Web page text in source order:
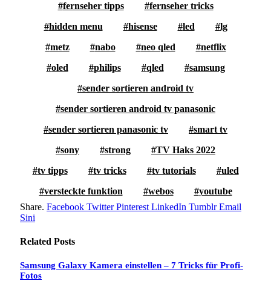
fernseher tipps
fernseher tricks
hidden menu
hisense led
lg
metz
nabo neo qled
netflix
oled
philips qled
samsung
sender sortieren android tv
sender sortieren android tv panasonic
sender sortieren panasonic tv
smart tv
sony
strong
TV Haks 2022
tv tipps
tv tricks tv tutorials
uled
versteckte funktion
webos
youtube
Share. Facebook Twitter Pinterest LinkedIn Tumblr Email
Sini
Related Posts
Samsung Galaxy Kamera einstellen – 7 Tricks für Profi-
Fotos